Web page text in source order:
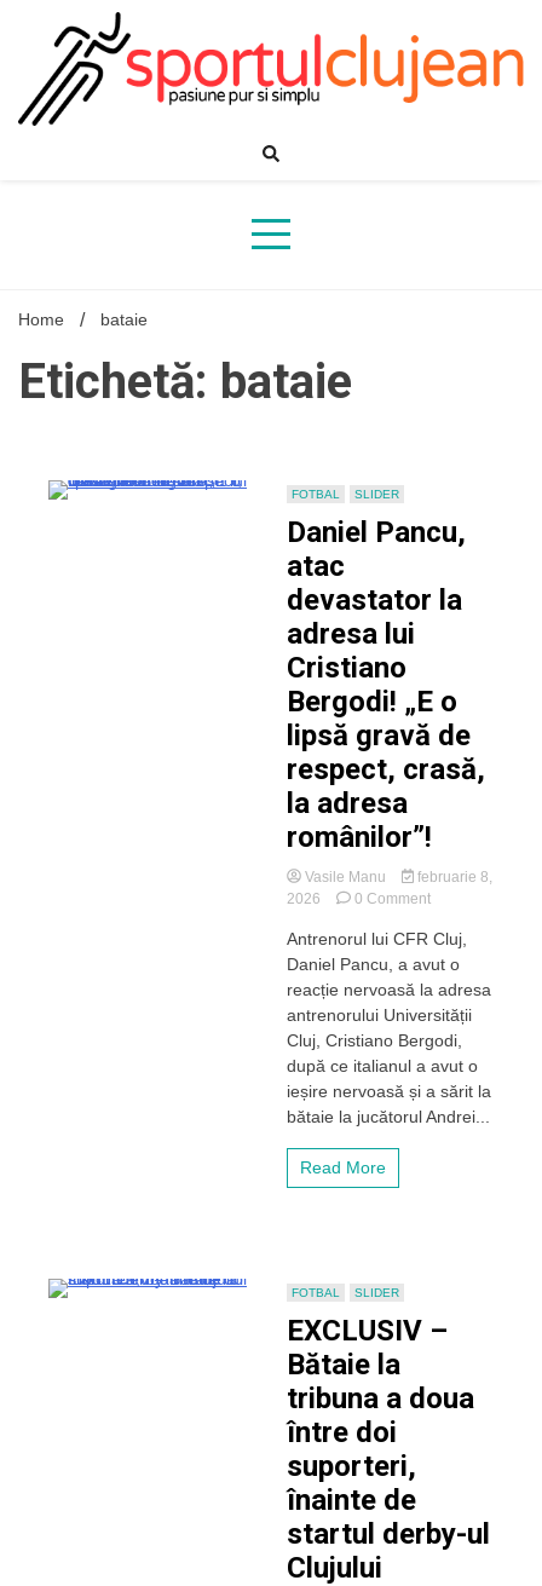
Home bataie
Etichetă: bataie
FOTBAL SLIDER
Daniel Pancu,
atac
devastator la
adresa lui
Cristiano
Bergodi! „E o
lipsă gravă de
respect, crasă,
la adresa
românilor”!
Vasile Manu
februarie 8,
2026
0 Commenton
Pancu,
atac
devastator
adresa
lui
Cristiano
Bergodi!
„E
Antrenorul lui CFR Cluj,
Daniel Pancu, a avut o
reacție nervoasă la adresa
antrenorului Universității
Cluj, Cristiano Bergodi,
după ce italianul a avut o
ieșire nervoasă și a sărit la
bătaie la jucătorul Andrei...
Read More
FOTBAL SLIDER
EXCLUSIV –
Bătaie la
tribuna a doua
între doi
suporteri,
înainte de
startul derby-ul
Clujului